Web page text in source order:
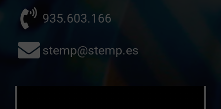
935.603.166
stemp@stemp.es